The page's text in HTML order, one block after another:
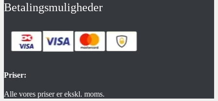
Betalingsmuligheder
Priser:
Alle vores priser er ekskl. moms.